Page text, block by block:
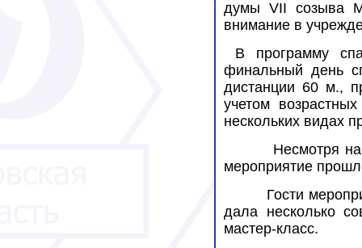
думы VII созыва
внимание в
В программу
финальный день
дистанции 60 м.,
учетом
нескольких видах
Несмотря
мероприятие
Гости
дала несколько
мастер-класс.